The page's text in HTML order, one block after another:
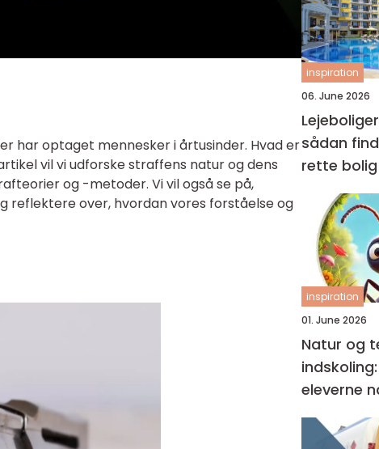
har optaget mennesker i årtusinder. Hvad er
vil vi udforske straffens natur og dens
og -metoder. Vi vil også se på,
reflektere over, hvordan vores forståelse og
inspiration
06. June 2026
sådan
rette bolig
inspiration
01. June 2026
Natur og
eleverne
under